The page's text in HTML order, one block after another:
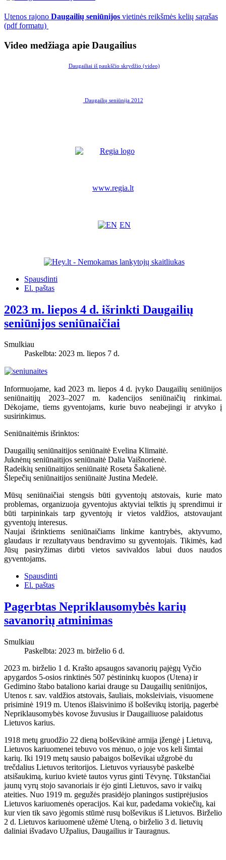
Utenos rajono Daugailių seniūnijos vietinės reikšmės kelių sąrašas
(pdf formatu)
Video medžiaga apie Daugailius
Daugailiai iš paukščio skrydžio (video)
Daugailių seniūnija 2012
www.regia.lt
EN
Spausdinti
El. paštas
2023 m. liepos 4 d. išrinkti Daugailių
seniūnijos seniūnaičiai
Smulkiau
Paskelbta: 2023 m. liepos 7 d.
Informuojame, kad 2023 m. liepos 4 d. įvyko Daugailių seniūnijos
seniūnaitijų 2023–2027 m. kadencijos seniūnaičių rinkimai.
Dėkojame, tiems gyventojams, kurie buvo neabejingi ir atvyko į
susirinkimus.
Seniūnaitėmis išrinktos:
Daugailių seniūnaitijos seniūnaitė Evelina Klimaitė.
Juknėnų seniūnaitijos seniūnaitė Dalia Vaišnorienė.
Radeikių seniūnaitijos seniūnaitė Roseta Šakalienė.
Šlepečių seniūnaitijos seniūnaitė Justina Medelė.
Mūsų seniūnaičiai stengsis būti gyventojų atstovais, kurie mato
problemas, organizuoja gyventojus aktyviai telktis jų sprendimui ir
būti tarpininkais tarp gyventojų ir vietos valdžios, atstovaujant
gyventojų interesus.
Naujai išrinktiems seniūnaičiams linkime kantrybės, aktyvumo,
glaudaus ir rezultatyvaus bendravimo su gyventojais. Tikimės, kad
Jūsų pasiryžimas dirbti vietos savivaldos labui duos naudos
gyventojams.
Spausdinti
El. paštas
Pagerbtas Nepriklausomybės karių
savanorių atminimas
Smulkiau
Paskelbta: 2023 m. birželio 6 d.
2023 m. birželio 1 d. Krašto apsaugos savanorių pajėgų Vyčio
apygardos 5-osios rinktinės 507 pėstininkų kuopos (Utena) ir
Gedimino štabo bataliono kariai drauge su Daugailių seniūnijos,
Utenos r. sav. valdžios atstovais, šauliais, moksleiviais, visuomene
prisiminė 1919 m. Utenos išlaisvinimo iš bolševikų istoriją, pagerbė
Nepriklausomybės kovose žuvusius ir Daugailiuose palaidotus
Lietuvos karius.
1918 metų gruodžio 22 dieną bolševikinė armija įžengė į Lietuvą,
Lietuvos kariuomenei tebuvo vos mėnuo, o joje vos keli šimtai
karių. Iki 1919 metų sausio pabaigos bolševikai užgrobė du
trečdalius Lietuvos teritorijos. Lietuvos vyriausybė paskelbė
atsišaukimą, kuriuo kvietė tautos vyrus ginti Tėvynę. Tūkstančiai
jaunų vyrų stojo savanoriais ir ėjo ginti Lietuvos, savo ir vaikų
ateities. Nuo 1919 m. gegužės prasidėjo planingos sustiprėjusios
Lietuvos kariuomenės operacijos. Kai kur, padedama vokiečių, kai
kur vien tik savo jėgomis stūmė rusų bolševikus iš Lietuvos. Birželio
2 d. Lietuvos kariuomenė užėmė Uteną, o birželio 3 d. lietuvių
daliniai išvadavo Užpalius, Daugailius ir Tauragnus.